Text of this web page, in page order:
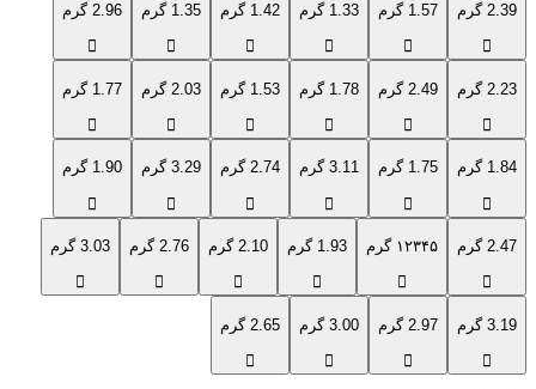
2.39 گرم 1.57 گرم 1.33 گرم 1.42 گرم 1.35 گرم 2.96 گرم
2.23 گرم 2.49 گرم 1.78 گرم 1.53 گرم 2.03 گرم 1.77 گرم
1.84 گرم 1.75 گرم 3.11 گرم 2.74 گرم 3.29 گرم 1.90 گرم
2.47 گرم ۱۲۳۴۵ گرم 1.93 گرم 2.10 گرم 2.76 گرم 3.03 گرم
3.19 گرم 2.97 گرم 3.00 گرم 2.65 گرم